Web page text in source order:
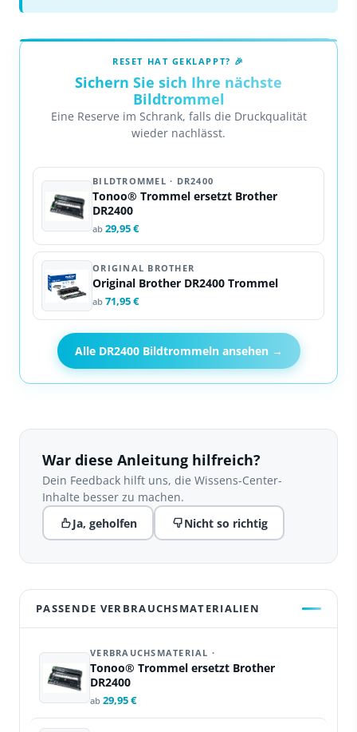
RESET HAT GEKLAPPT? 🎉
Sichern Sie sich Ihre nächste
Bildtrommel
Eine Reserve im Schrank, falls die Druckqualität
wieder nachlässt.
BILDTROMMEL · DR2400
Tonoo® Trommel ersetzt Brother
DR2400
ab 29,95 €
ORIGINAL BROTHER
Original Brother DR2400 Trommel
ab 71,95 €
Alle DR2400 Bildtrommeln ansehen →
War diese Anleitung hilfreich?
Dein Feedback hilft uns, die Wissens-Center-
Inhalte besser zu machen.
Ja, geholfen
Nicht so richtig
PASSENDE VERBRAUCHSMATERIALIEN
VERBRAUCHSMATERIAL ·
Tonoo® Trommel ersetzt Brother
DR2400
ab 29,95 €